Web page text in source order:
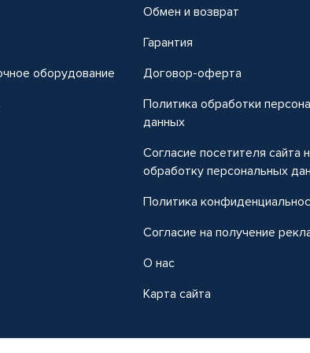
оборудование
Обмен и возврат
Гарантия
Договор-оферта
Политика обработки
данных
Согласие посетителя сайта
обработку персональных
Политика
Согласие на получение
О нас
Карта сайта